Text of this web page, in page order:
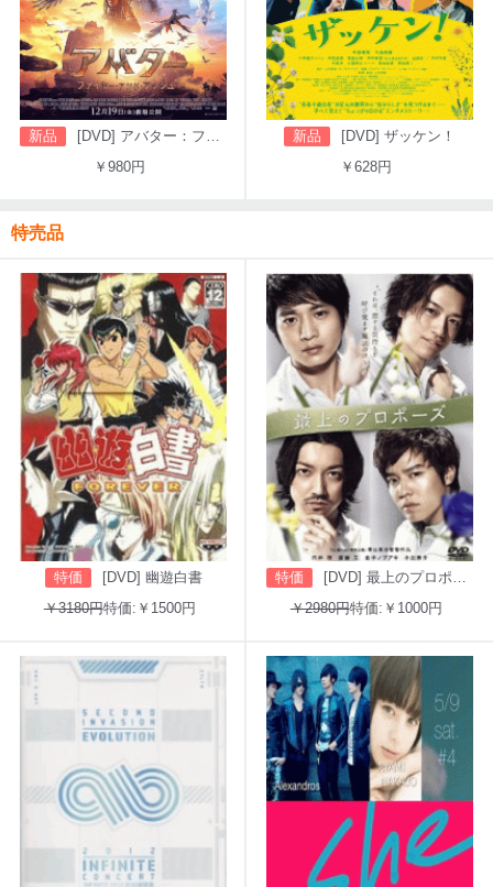
新品
[DVD] アバター：ファイヤー・アンド・アッシュ
￥980円
新品
[DVD] ザッケン！
￥628円
特売品
特価
[DVD] 幽遊白書
￥3180円特価:￥1500円
特価
[DVD] 最上のプロポーズ
￥2980円特価:￥1000円